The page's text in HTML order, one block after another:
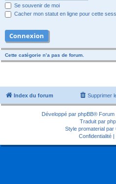
Se souvenir de moi
Cacher mon statut en ligne pour cette
Cette catégorie n’a pas de forum.
Index du forum Supprimer
Développé par phpBB® Forum
Traduit par
Style promaterial par
Confidentialité|